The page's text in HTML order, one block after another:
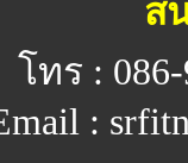
ส
โทร :
: